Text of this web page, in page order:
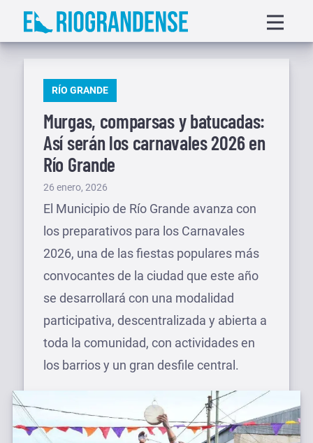
Saltar
menu
PUBLICADO
RÍO GRANDE
Murgas, comparsas y batucadas:
Así serán los carnavales 2026 en
Río Grande
Publicado
el
26 enero, 2026
El Municipio de Río Grande avanza con
los preparativos para los Carnavales
2026, una de las fiestas populares más
convocantes de la ciudad que este año
se desarrollará con una modalidad
participativa, descentralizada y abierta a
toda la comunidad, con actividades en
los barrios y un gran desfile central.